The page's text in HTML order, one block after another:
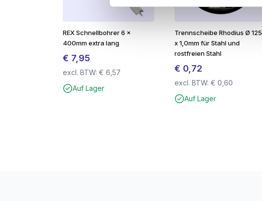
REX Schnellbohrer 6 x
400mm extra lang
€ 7,95
excl. BTW: € 6,57
Auf Lager
Trennscheibe Rhodius Ø 125
x 1,0mm für Stahl und
rostfreien Stahl
€ 0,72
excl. BTW:€ 0,60
Auf Lager